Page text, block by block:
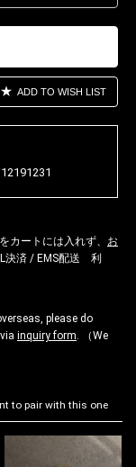
ADD TO WISH LIST
カートには入れず、 お
決済 / EMS配送 利
please do
inquiry form. （We
to pair with this one